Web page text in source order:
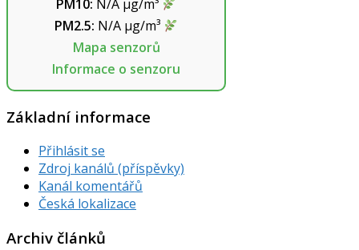
PM10: N/Aµg/m³
PM2.5: N/Aµg/m³
Mapa senzorů
Informace o senzoru
Základní informace
Přihlásit se
Zdroj kanálů (příspěvky)
Kanál komentářů
Česká lokalizace
Archiv článků